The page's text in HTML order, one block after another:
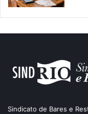
Sindicato de Bares e